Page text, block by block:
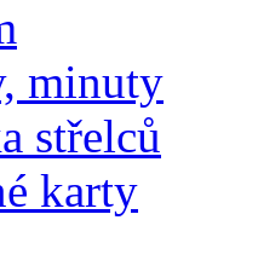
minuty
střelců
karty